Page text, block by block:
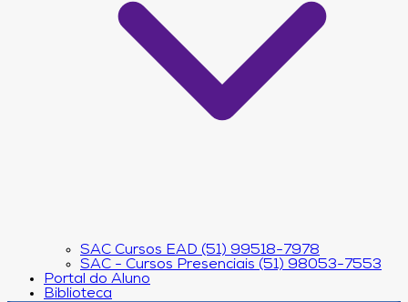
SAC Cursos EAD (51) 99518-7978
SAC - Cursos Presenciais (51) 98053-7553
Portal do Aluno
Biblioteca